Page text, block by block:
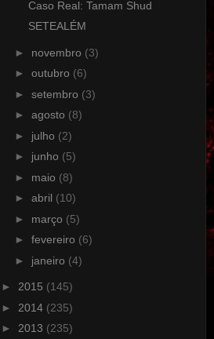
Caso Real: Tamam Shud
SETEALÉM
► novembro (3)
► outubro (6)
► setembro (3)
► agosto (8)
► julho (2)
► junho (5)
► maio (8)
► abril (10)
► março (5)
► fevereiro (6)
► janeiro (4)
► 2015 (145)
► 2014 (235)
► 2013 (235)